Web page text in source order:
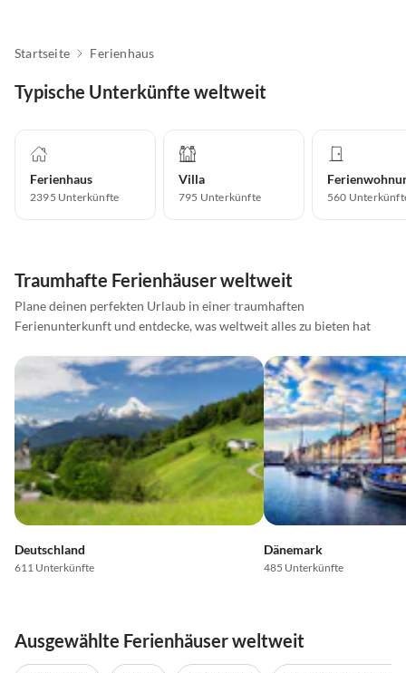
Startseite Ferienhaus
Typische Unterkünfte weltweit
Ferienhaus
2395 Unterkünfte
Villa
795 Unterkünfte 560
Traumhafte Ferienhäuser weltweit
Plane deinen perfekten Urlaub in einer traumhaften
Ferienunterkunft und entdecke, was weltweit alles zu bieten hat
Deutschland
611 Unterkünfte
Dänemark
485 Unterkünfte
Ausgewählte Ferienhäuser weltweit